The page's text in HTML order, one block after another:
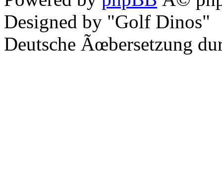
Designed by "Golf Dinos"
Deutsche Ãœbersetzung